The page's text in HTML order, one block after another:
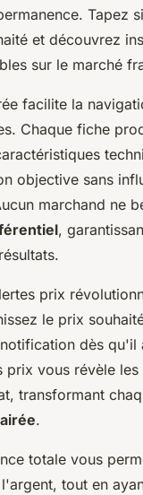
Tapez
et découvrez
sur le marché
facilite la
Chaque fiche
objective sans
marchand ne
,
prix
le prix
dès qu'il
prix vous révèle les
transformant
.
totale vous
tout en